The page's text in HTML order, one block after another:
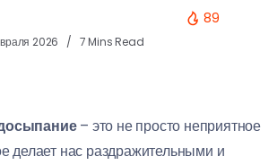
2026 7 Mins Read
89
– это не просто неприятное
делает нас раздражительными и